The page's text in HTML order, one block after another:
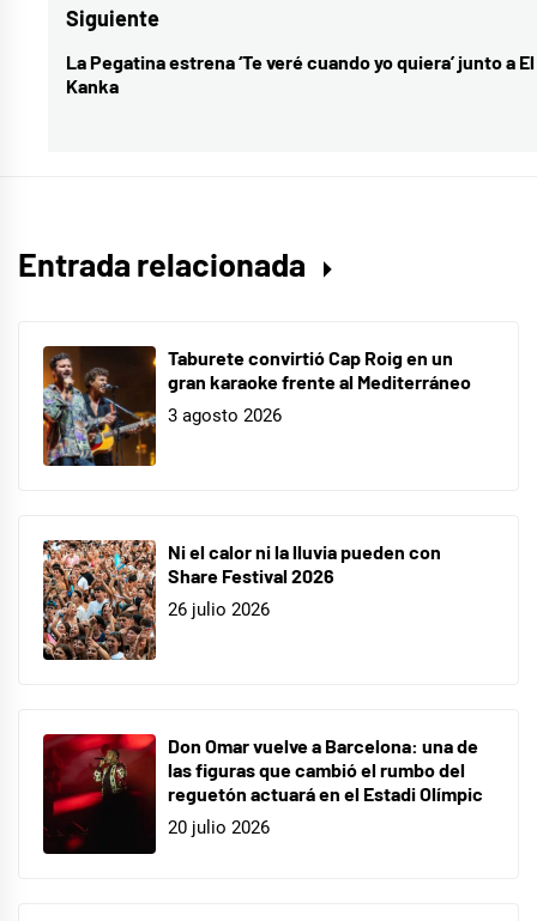
Reedición,
entradas
anterior:
Siguiente
Entrada
siguiente:
La Pegatina estrena ‘Te veré cuando yo quiera’ junto a El
Kanka
Entrada relacionada
Taburete convirtió Cap Roig en un
gran karaoke frente al Mediterráneo
3 agosto 2026
Ni el calor ni la lluvia pueden con
Share Festival 2026
26 julio 2026
Don Omar vuelve a Barcelona: una de
las figuras que cambió el rumbo del
reguetón actuará en el Estadi Olímpic
20 julio 2026